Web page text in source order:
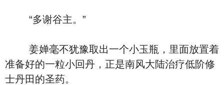
“多谢谷主。”
姜婵毫不犹豫取出一个小玉瓶，里面放置着
准备好的一粒小回丹，正是南风大陆治疗低阶修
士丹田的圣药。